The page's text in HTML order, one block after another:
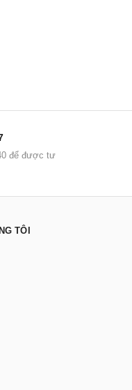
để được tư
TÔI